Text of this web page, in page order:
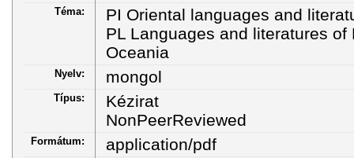
Téma:
PI Oriental languages and
PL Languages and literatures of
Oceania
Nyelv: mongol
Típus:
Kézirat
NonPeerReviewed
Formátum: application/pdf